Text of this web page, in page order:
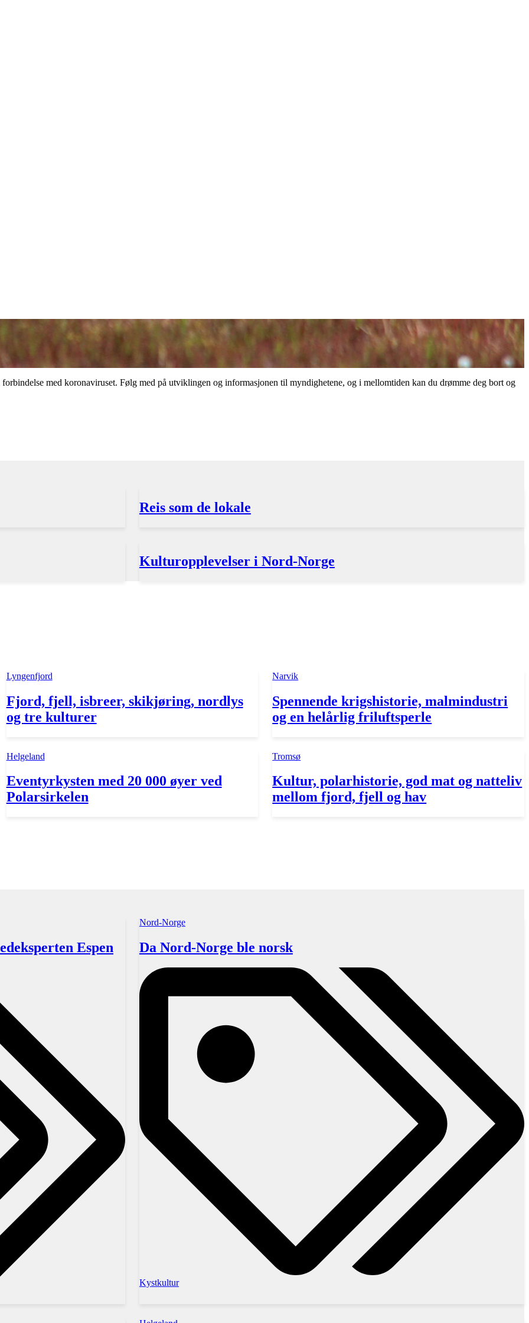
med koronaviruset. Følg med på utviklingen og informasjonen til myndighetene, og i mellomtiden kan du drømme deg bort og
Reis som de lokale
Kulturopplevelser i Nord-Norge
Lyngenfjord
Fjord, fjell, isbreer, skikjøring, nordlys
og tre kulturer
Narvik
Spennende krigshistorie, malmindustri
og en helårlig friluftsperle
Helgeland
Eventyrkysten med 20 000 øyer ved
Polarsirkelen
Tromsø
Kultur, polarhistorie, god mat og natteliv
mellom fjord, fjell og hav
Espen
Nord-Norge
Da Nord-Norge ble norsk
Kystkultur